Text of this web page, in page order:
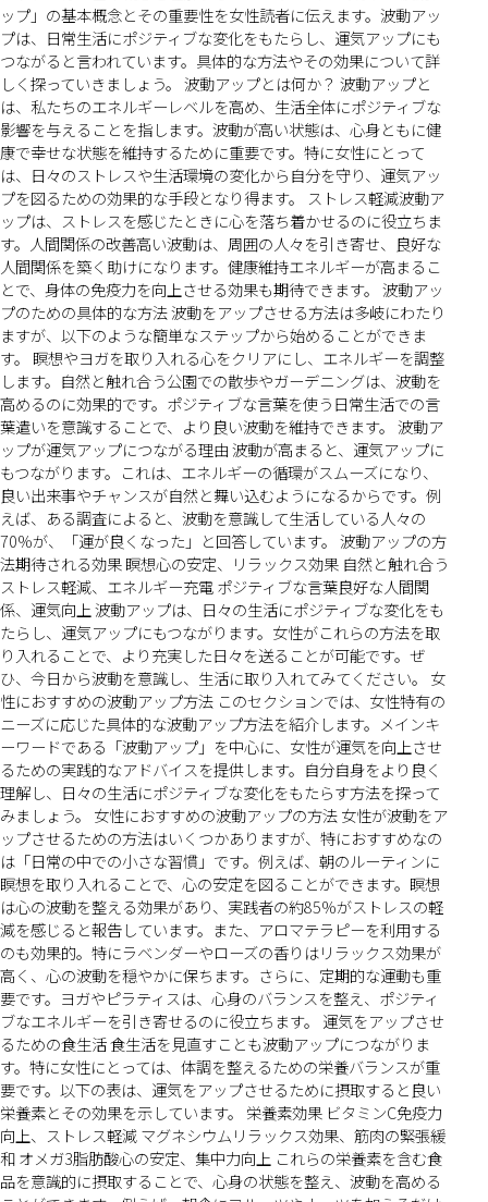
ップ」の基本概念とその重要性を女性読者に伝えます。波動アッ
プは、日常生活にポジティブな変化をもたらし、運気アップにも
つながると言われています。具体的な方法やその効果について詳
しく探っていきましょう。 波動アップとは何か？ 波動アップと
は、私たちのエネルギーレベルを高め、生活全体にポジティブな
影響を与えることを指します。波動が高い状態は、心身ともに健
康で幸せな状態を維持するために重要です。特に女性にとって
は、日々のストレスや生活環境の変化から自分を守り、運気アッ
プを図るための効果的な手段となり得ます。 ストレス軽減波動ア
ップは、ストレスを感じたときに心を落ち着かせるのに役立ちま
す。人間関係の改善高い波動は、周囲の人々を引き寄せ、良好な
人間関係を築く助けになります。健康維持エネルギーが高まるこ
とで、身体の免疫力を向上させる効果も期待できます。 波動アッ
プのための具体的な方法 波動をアップさせる方法は多岐にわたり
ますが、以下のような簡単なステップから始めることができま
す。 瞑想やヨガを取り入れる心をクリアにし、エネルギーを調整
します。自然と触れ合う公園での散歩やガーデニングは、波動を
高めるのに効果的です。ポジティブな言葉を使う日常生活での言
葉遣いを意識することで、より良い波動を維持できます。 波動ア
ップが運気アップにつながる理由 波動が高まると、運気アップに
もつながります。これは、エネルギーの循環がスムーズになり、
良い出来事やチャンスが自然と舞い込むようになるからです。例
えば、ある調査によると、波動を意識して生活している人々の
70%が、「運が良くなった」と回答しています。 波動アップの方
法期待される効果 瞑想心の安定、リラックス効果 自然と触れ合う
ストレス軽減、エネルギー充電 ポジティブな言葉良好な人間関
係、運気向上 波動アップは、日々の生活にポジティブな変化をも
たらし、運気アップにもつながります。女性がこれらの方法を取
り入れることで、より充実した日々を送ることが可能です。ぜ
ひ、今日から波動を意識し、生活に取り入れてみてください。 女
性におすすめの波動アップ方法 このセクションでは、女性特有の
ニーズに応じた具体的な波動アップ方法を紹介します。メインキ
ーワードである「波動アップ」を中心に、女性が運気を向上させ
るための実践的なアドバイスを提供します。自分自身をより良く
理解し、日々の生活にポジティブな変化をもたらす方法を探って
みましょう。 女性におすすめの波動アップの方法 女性が波動をア
ップさせるための方法はいくつかありますが、特におすすめなの
は「日常の中での小さな習慣」です。例えば、朝のルーティンに
瞑想を取り入れることで、心の安定を図ることができます。瞑想
は心の波動を整える効果があり、実践者の約85%がストレスの軽
減を感じると報告しています。また、アロマテラピーを利用する
のも効果的。特にラベンダーやローズの香りはリラックス効果が
高く、心の波動を穏やかに保ちます。さらに、定期的な運動も重
要です。ヨガやピラティスは、心身のバランスを整え、ポジティ
ブなエネルギーを引き寄せるのに役立ちます。 運気をアップさせ
るための食生活 食生活を見直すことも波動アップにつながりま
す。特に女性にとっては、体調を整えるための栄養バランスが重
要です。以下の表は、運気をアップさせるために摂取すると良い
栄養素とその効果を示しています。 栄養素効果 ビタミンC免疫力
向上、ストレス軽減 マグネシウムリラックス効果、筋肉の緊張緩
和 オメガ3脂肪酸心の安定、集中力向上 これらの栄養素を含む食
品を意識的に摂取することで、心身の状態を整え、波動を高める